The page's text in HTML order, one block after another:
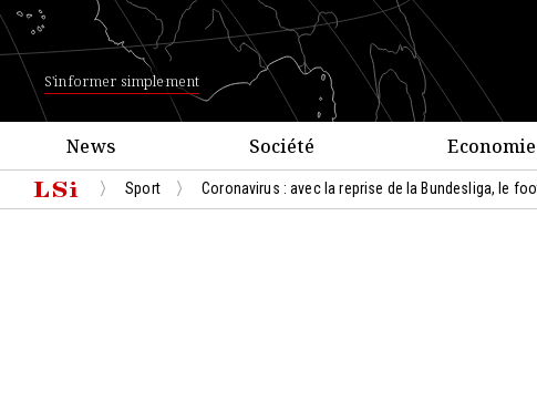
S'informer simplement
News Société Economie
Sport Coronavirus : avec la reprise de la Bundesliga, le